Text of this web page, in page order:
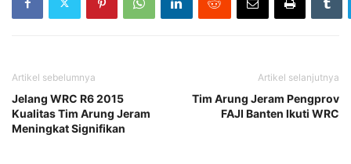
Artikel sebelumnya
Jelang WRC R6 2015
Kualitas Tim Arung Jeram
Meningkat Signifikan
Artikel selanjutnya
Tim Arung Jeram Pengprov
FAJI Banten Ikuti WRC